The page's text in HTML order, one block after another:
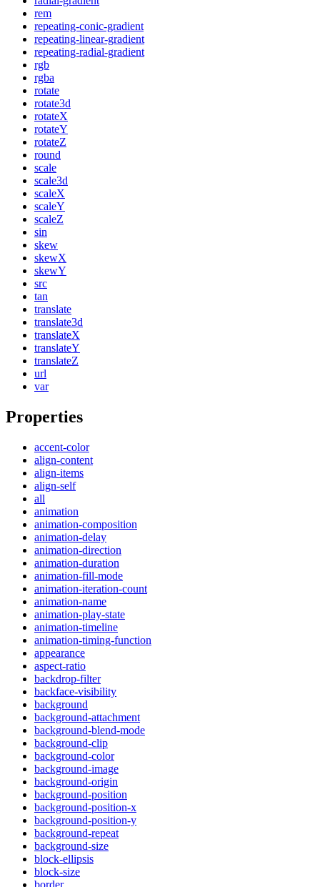
rem
repeating-conic-gradient
repeating-linear-gradient
repeating-radial-gradient
rgb
rgba
rotate
rotate3d
rotateX
rotateY
rotateZ
round
scale
scale3d
scaleX
scaleY
scaleZ
sin
skew
skewX
skewY
src
tan
translate
translate3d
translateX
translateY
translateZ
url
var
Properties
accent-color
align-content
align-items
align-self
all
animation
animation-composition
animation-delay
animation-direction
animation-duration
animation-fill-mode
animation-iteration-count
animation-name
animation-play-state
animation-timeline
animation-timing-function
appearance
aspect-ratio
backdrop-filter
backface-visibility
background
background-attachment
background-blend-mode
background-clip
background-color
background-image
background-origin
background-position
background-position-x
background-position-y
background-repeat
background-size
block-ellipsis
block-size
border